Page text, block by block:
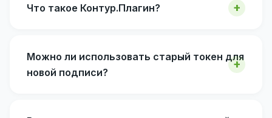
Что такое Контур.Плагин?
Можно ли использовать старый токен для
новой подписи?